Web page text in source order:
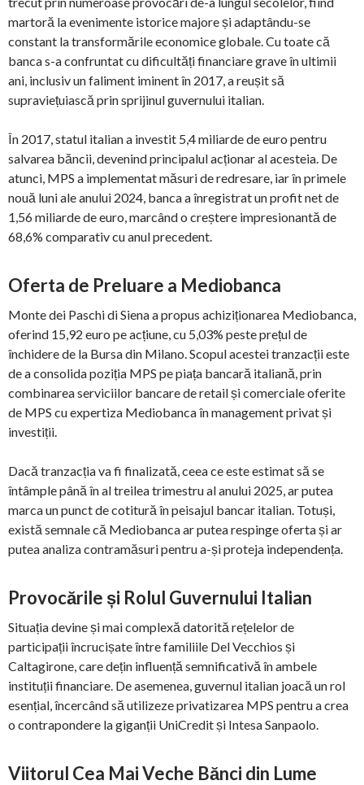
martoră la evenimente istorice majore și adaptându-se
constant la transformările economice globale. Cu toate că
banca s-a confruntat cu dificultăți financiare grave în ultimii
ani, inclusiv un faliment iminent în 2017, a reușit să
supraviețuiască prin sprijinul guvernului italian.
În 2017, statul italian a investit 5,4 miliarde de euro pentru
salvarea băncii, devenind principalul acționar al acesteia. De
atunci, MPS a implementat măsuri de redresare, iar în primele
nouă luni ale anului 2024, banca a înregistrat un profit net de
1,56 miliarde de euro, marcând o creștere impresionantă de
68,6% comparativ cu anul precedent.
Oferta de Preluare a Mediobanca
Monte dei Paschi di Siena a propus achiziționarea Mediobanca,
oferind 15,92 euro pe acțiune, cu 5,03% peste prețul de
închidere de la Bursa din Milano. Scopul acestei tranzacții este
de a consolida poziția MPS pe piața bancară italiană, prin
combinarea serviciilor bancare de retail și comerciale oferite
de MPS cu expertiza Mediobanca în management privat și
investiții.
Dacă tranzacția va fi finalizată, ceea ce este estimat să se
întâmple până în al treilea trimestru al anului 2025, ar putea
marca un punct de cotitură în peisajul bancar italian. Totuși,
există semnale că Mediobanca ar putea respinge oferta și ar
putea analiza contramăsuri pentru a-și proteja independența.
Provocările și Rolul Guvernului Italian
Situația devine și mai complexă datorită rețelelor de
participații încrucișate între familiile Del Vecchios și
Caltagirone, care dețin influență semnificativă în ambele
instituții financiare. De asemenea, guvernul italian joacă un rol
esențial, încercând să utilizeze privatizarea MPS pentru a crea
o contrapondere la giganții UniCredit și Intesa Sanpaolo.
Viitorul Cea Mai Veche Bănci din Lume